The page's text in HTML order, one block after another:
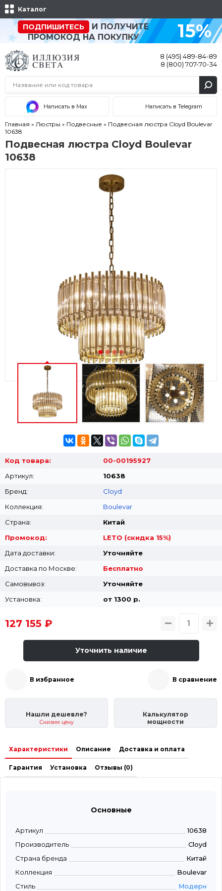
Каталог
ПОДПИШИТЕСЬ
И ПОЛУЧИТЕ
ПРОМОКОД НА ПОКУПКУ
15%
8 (495) 489-84-89
8 (800) 707-70-34
Написать в Max Написать в Telegram
Главная » Люстры » Подвесные » Подвесная люстра Cloyd Boulevar
10638
Подвесная люстра Cloyd Boulevar
10638
Код товара:
00-00195927
Артикул:
10638
Бренд:
Cloyd
Коллекция:
Boulevar
Страна:
Китай
Промокод:
LETO (скидка 15%)
Дата доставки:
Уточняйте
Доставка по Москве:
Бесплатно
Самовывоз:
Уточняйте
Установка:
от 1300 p.
127 155 ₽
Уточнить наличие
В избранное В сравнение
Нашли дешевле?
Снизим цену
Калькулятор
мощности
Характеристики Описание Доставка и оплата
Гарантия Установка Отзывы (0)
Основные
Артикул
10638
Производитель
Cloyd
Страна бренда
Китай
Коллекция
Boulevar
Стиль
Модерн